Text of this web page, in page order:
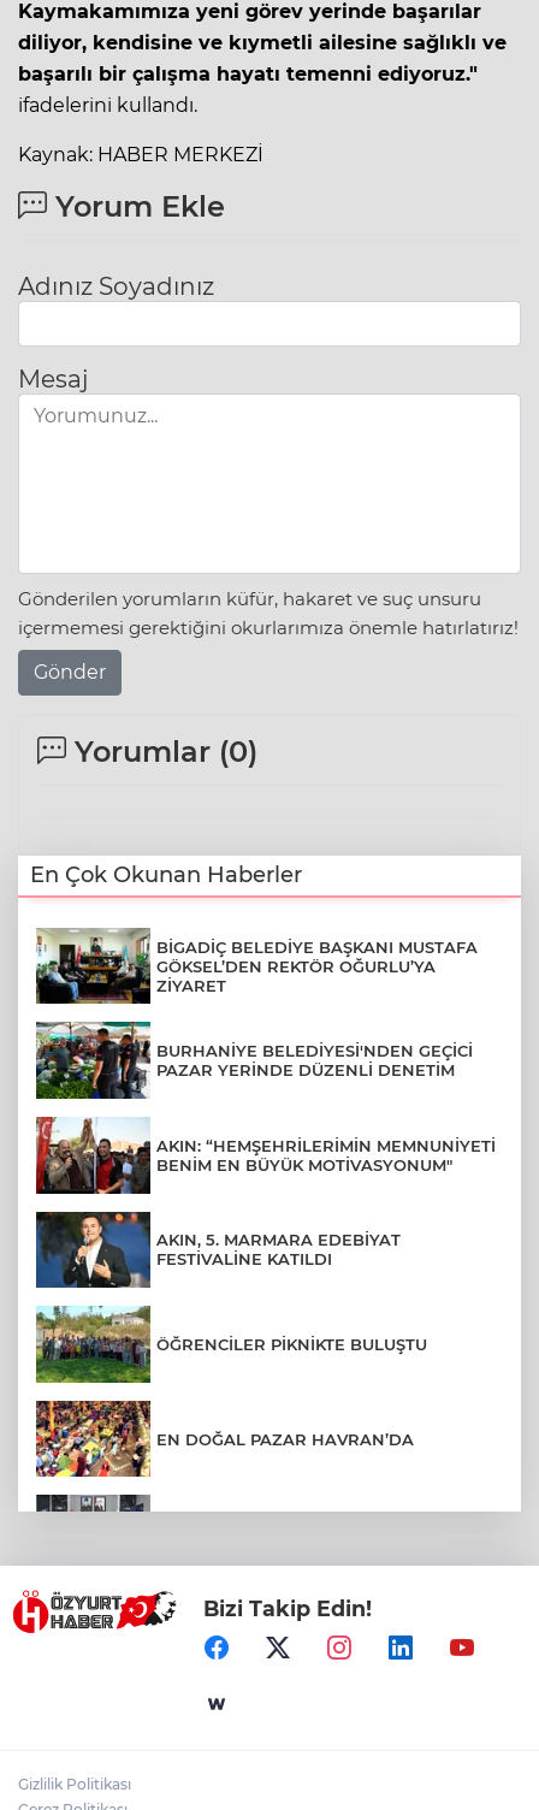
Kaymakamımıza yeni görev yerinde başarılar
diliyor, kendisine ve kıymetli ailesine sağlıklı ve
başarılı bir çalışma hayatı temenni ediyoruz."
ifadelerini kullandı.
Kaynak: HABER MERKEZİ
Yorum Ekle
Adınız Soyadınız
Mesaj
Gönderilen yorumların küfür, hakaret ve suç unsuru
içermemesi gerektiğini okurlarımıza önemle hatırlatırız!
Gönder
Yorumlar (0)
En Çok Okunan Haberler
BİGADİÇ BELEDİYE BAŞKANI MUSTAFA
GÖKSEL’DEN REKTÖR OĞURLU’YA
ZİYARET
BURHANİYE BELEDİYESİ'NDEN GEÇİCİ
PAZAR YERİNDE DÜZENLİ DENETİM
AKIN: “HEMŞEHRİLERİMİN MEMNUNİYETİ
BENİM EN BÜYÜK MOTİVASYONUM"
AKIN, 5. MARMARA EDEBİYAT
FESTİVALİNE KATILDI
ÖĞRENCİLER PİKNİKTE BULUŞTU
EN DOĞAL PAZAR HAVRAN’DA
BURHANİYE’DE ALTYAPI VE ULAŞIM
HAMLESİ
DURSUNBEY OSB YATIRIMCILARIN
Bizi Takip Edin!
Gizlilik Politikası